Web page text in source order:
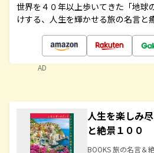
世界を４０年以上歩いてきた「地球
けする、人生を輝かせる旅の名言と
AD
人生を楽しみ
と絶景１００
BOOKS 旅の名言＆